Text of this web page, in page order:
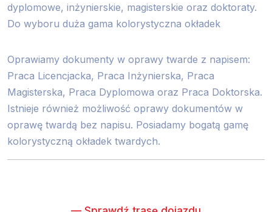
dyplomowe, inżynierskie, magisterskie oraz doktoraty.
Do wyboru duża gama kolorystyczna okładek
Oprawiamy dokumenty w oprawy twarde z napisem:
Praca Licencjacka, Praca Inżynierska, Praca
Magisterska, Praca Dyplomowa oraz Praca Doktorska.
Istnieje również możliwość oprawy dokumentów w
oprawę twardą bez napisu. Posiadamy bogatą gamę
kolorystyczną okładek twardych.